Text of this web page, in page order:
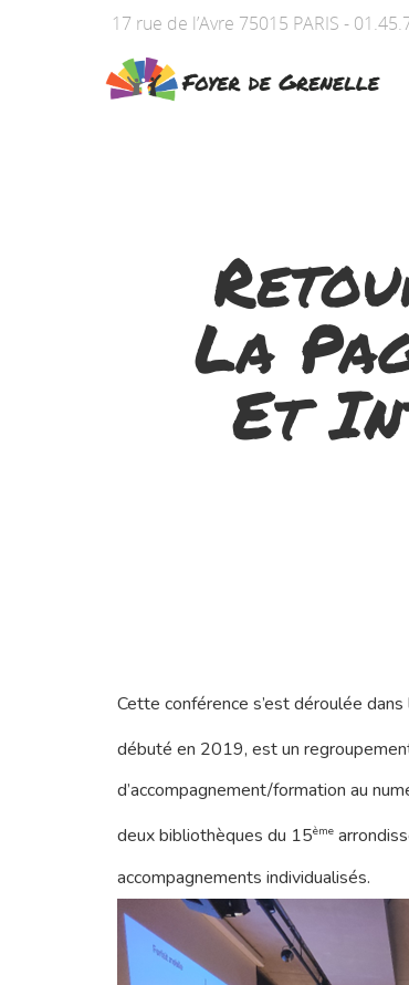
17 rue de l’Avre 75015 PARIS -
Pressez Entrée pour rechercher
La
Et
Cette conférence s’est déroulée
débuté en 2019, est un
d’accompagnement/formation au
deux bibliothèques du 15ème
accompagnements individualisés.